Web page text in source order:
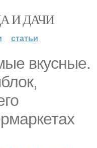
И ДАЧИ
статьи
вкусные.